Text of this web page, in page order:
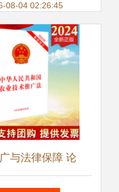
08-04 02:26:45
与法律保障 论